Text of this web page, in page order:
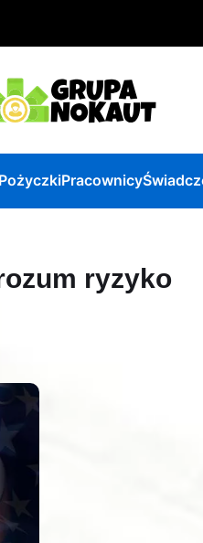
PożyczkiPracownicy
ryzyko